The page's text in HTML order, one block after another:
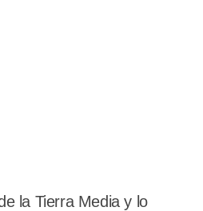
la Tierra Media y lo